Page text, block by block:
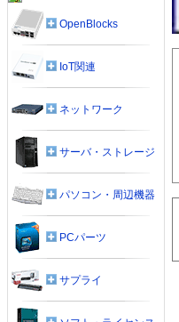
OpenBlocks
IoT関連
ネットワーク
サーバ・ストレージ
パソコン・周辺機器
PCパーツ
サプライ